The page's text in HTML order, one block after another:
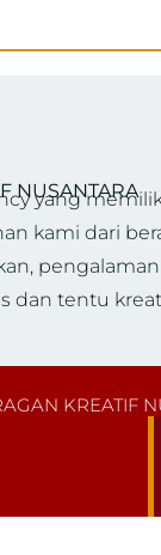
NUSANTARA
yang
kami dari
dan tentu
KREATIF